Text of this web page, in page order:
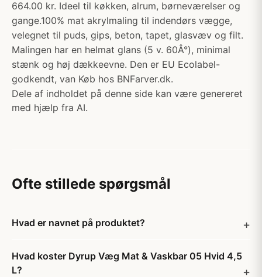
664.00 kr. Ideel til køkken, alrum, børneværelser og
gange.100% mat akrylmaling til indendørs vægge,
velegnet til puds, gips, beton, tapet, glasvæv og filt.
Malingen har en helmat glans (5 v. 60Â°), minimal
stænk og høj dækkeevne. Den er EU Ecolabel-
godkendt, van Køb hos BNFarver.dk.
Dele af indholdet på denne side kan være genereret
med hjælp fra AI.
Ofte stillede spørgsmål
Hvad er navnet på produktet?
Hvad koster Dyrup Væg Mat & Vaskbar 05 Hvid 4,5
L?